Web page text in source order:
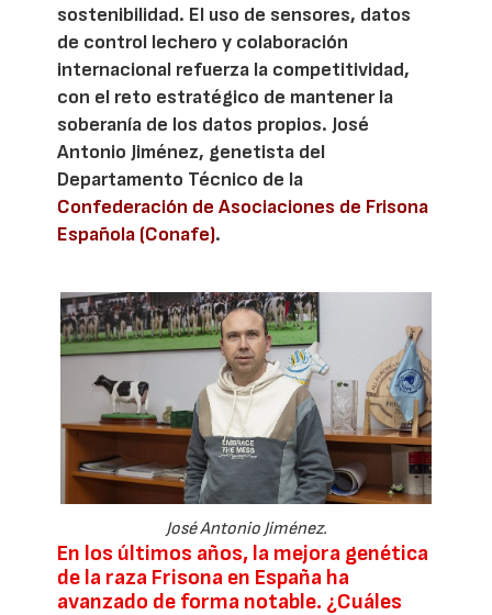
sostenibilidad. El uso de sensores, datos
de control lechero y colaboración
internacional refuerza la competitividad,
con el reto estratégico de mantener la
soberanía de los datos propios. José
Antonio Jiménez, genetista del
Departamento Técnico de la
Confederación de Asociaciones de Frisona
Española (Conafe).
José Antonio Jiménez.
En los últimos años, la mejora genética
de la raza Frisona en España ha
avanzado de forma notable. ¿Cuáles